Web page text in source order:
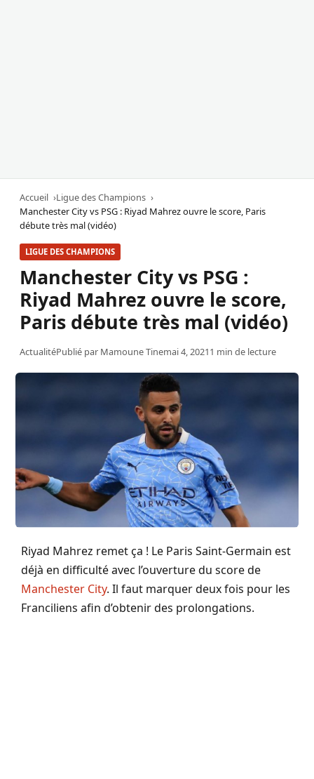
Accueil
Ligue des Champions
Manchester City vs PSG : Riyad Mahrez ouvre le score, Paris
débute très mal (vidéo)
LIGUE DES CHAMPIONS
Manchester City vs PSG :
Riyad Mahrez ouvre le score,
Paris débute très mal (vidéo)
ActualitéPublié par Mamoune Tinemai 4, 20211 min de lecture
Riyad Mahrez remet ça ! Le Paris Saint-Germain est
déjà en difficulté avec l’ouverture du score de
Manchester City. Il faut marquer deux fois pour les
Franciliens afin d’obtenir des prolongations.